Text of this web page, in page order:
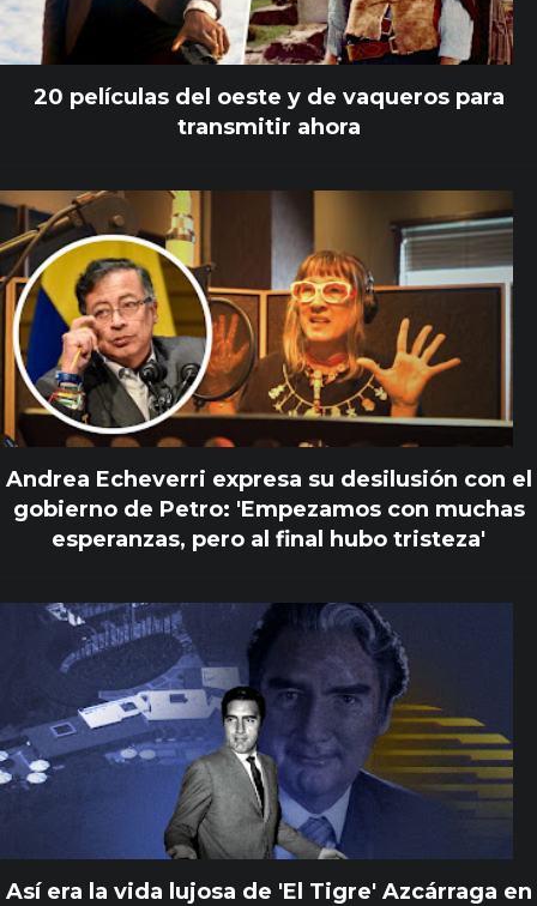
20 películas del oeste y de vaqueros para
transmitir ahora
Andrea Echeverri expresa su desilusión con el
gobierno de Petro: 'Empezamos con muchas
esperanzas, pero al final hubo tristeza'
Así era la vida lujosa de 'El Tigre' Azcárraga en